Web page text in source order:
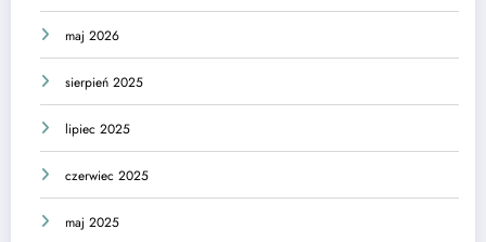
maj 2026
sierpień 2025
lipiec 2025
czerwiec 2025
maj 2025